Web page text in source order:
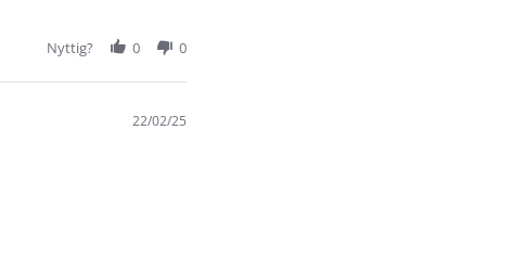
Nyttig? 0 0
22/02/25